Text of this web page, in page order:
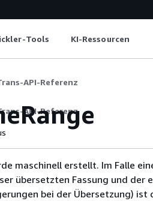
Tools KI-Ressourcen
API-Referenz
API-Referenz
maschinell erstellt. Im Falle
übersetzten Fassung und der
bei der Übersetzung) ist